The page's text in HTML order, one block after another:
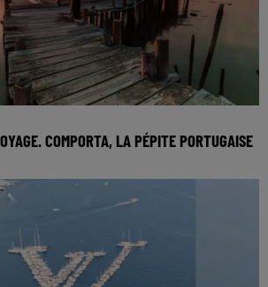
COMPORTA, LA PÉPITE PORTUGAISE
voyage. Comporta, la pépite portugaise
Saint-Tropez.